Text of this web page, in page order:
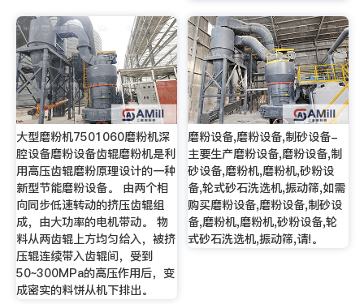
大型磨粉机7501060磨粉机深
腔设备磨粉设备齿辊磨粉机是利
用高压齿辊磨粉原理设计的一种
新型节能磨粉设备。 由两个相
向同步低速转动的挤压齿辊组
成，由大功率的电机带动。 物
料从两齿辊上方均匀给入，被挤
压辊连续带入齿辊间，受到
50~300MPa的高压作用后，变
成密实的料饼从机下排出。
磨粉设备,磨粉设备,制砂设备-
主要生产磨粉设备,磨粉设备,制
砂设备,磨粉机,磨粉机,砂粉设
备,轮式砂石洗选机,振动筛,如需
购买磨粉设备,磨粉设备,制砂设
备,磨粉机,磨粉机,砂粉设备,轮
式砂石洗选机,振动筛,请!。